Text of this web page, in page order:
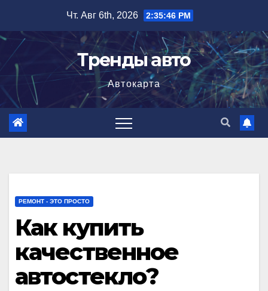
содержимому
Чт. Авг 6th, 2026 2:35:47 PM
Тренды авто
Автокарта
РЕМОНТ - ЭТО ПРОСТО
Как купить
качественное
автостекло?